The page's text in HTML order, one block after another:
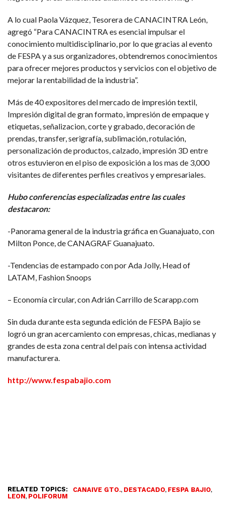
A lo cual Paola Vázquez, Tesorera de CANACINTRA León,
agregó “Para CANACINTRA es esencial impulsar el
conocimiento multidisciplinario, por lo que gracias al evento
de FESPA y a sus organizadores, obtendremos conocimientos
para ofrecer mejores productos y servicios con el objetivo de
mejorar la rentabilidad de la industria”.
Más de 40 expositores del mercado de impresión textil,
Impresión digital de gran formato, impresión de empaque y
etiquetas, señalizacion, corte y grabado, decoración de
prendas, transfer, serigrafía, sublimación, rotulación,
personalización de productos, calzado, impresión 3D entre
otros estuvieron en el piso de exposición a los mas de 3,000
visitantes de diferentes perfiles creativos y empresariales.
Hubo conferencias especializadas entre las cuales
destacaron:
-Panorama general de la industria gráfica en Guanajuato, con
Milton Ponce, de CANAGRAF Guanajuato.
-Tendencias de estampado con por Ada Jolly, Head of
LATAM, Fashion Snoops
– Economía circular, con Adrián Carrillo de Scarapp.com
Sin duda durante esta segunda edición de FESPA Bajío se
logró un gran acercamiento con empresas, chicas, medianas y
grandes de esta zona central del país con intensa actividad
manufacturera.
http://www.fespabajio.com
RELATED TOPICS: CANAIVE GTO., DESTACADO, FESPA BAJIO,
LEON, POLIFORUM